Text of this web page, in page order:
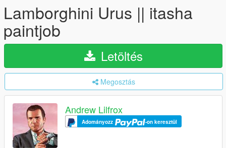
Lamborghini Urus || itasha
paintjob
Letöltés
Megosztás
Andrew Lilfrox
Adományozz -on keresztül